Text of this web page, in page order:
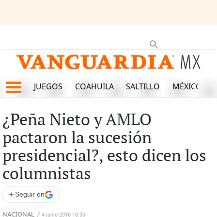
JUEGOS COAHUILA SALTILLO MÉXICO
¿Peña Nieto y AMLO
pactaron la sucesión
presidencial?, esto dicen los
columnistas
+ Seguir en
NACIONAL / 4 junio 2018 18:00